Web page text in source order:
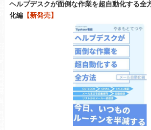
ヘルプデスクが面倒な作業を超自動化する
化編 【新発売】